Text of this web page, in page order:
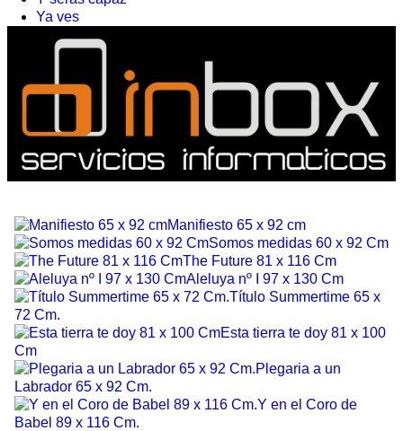
Ya ves
Manifiesto 65 x 92 cm
Somos medidas 60 x 92 Cm
The Future 81 x 116 Cm
Aleluya nº I 97 x 130 Cm
Título Summertime 65 x
72 Cm.
Esta tierra te doy 81 x 100
Cm
Plegaria a un
Labrador 65 x 92 Cm.
Y en el Coro de
Babel 89 x 116 Cm.